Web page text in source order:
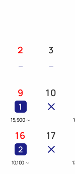
2 3
9
1
15,900 ～
10
16
2
10,100 ～
17